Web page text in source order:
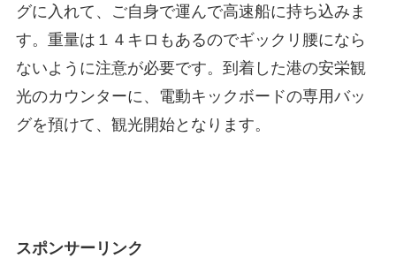
グに入れて、ご自身で運んで高速船に持ち込みま
す。重量は１４キロもあるのでギックリ腰になら
ないように注意が必要です。到着した港の安栄観
光のカウンターに、電動キックボードの専用バッ
グを預けて、観光開始となります。
スポンサーリンク